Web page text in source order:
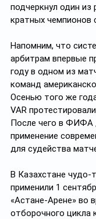
подчеркнул один из
кратных чемпионов
Напомним, что
арбитрам впервые
году в одном из
команд
Осенью того же
VAR
После чего в ФИФА
применение
для судейства
В Казахстане чудо-
применили 1
«Астане-Арене» во
отборочного цикла